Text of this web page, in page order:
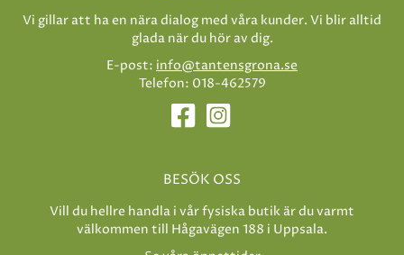
Vi gillar att ha en nära dialog med våra kunder. Vi blir alltid
glada när du hör av dig.
E-post: info@tantensgrona.se
Telefon: 018-462579
BESÖK OSS
Vill du hellre handla i vår fysiska butik är du varmt
välkommen till Hågavägen 188 i Uppsala.